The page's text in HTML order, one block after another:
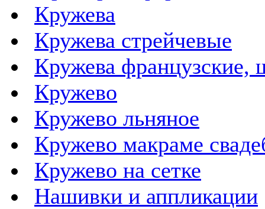
Кружева
Кружева стрейчевые
Кружева французские,
Кружево
Кружево льняное
Кружево макраме
Кружево на сетке
Нашивки и аппликации